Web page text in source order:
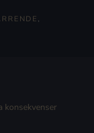
,
konsekvenser